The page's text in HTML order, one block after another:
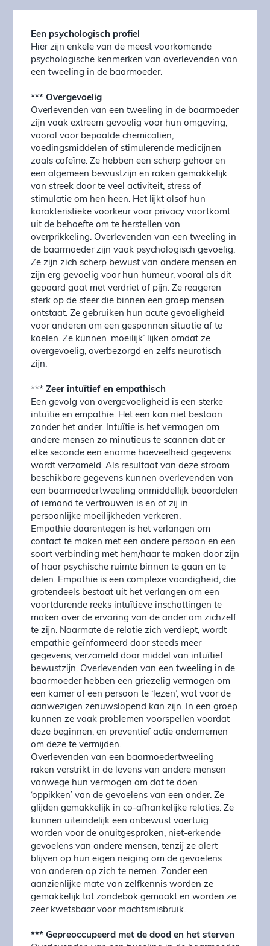
Een psychologisch profiel
Hier zijn enkele van de meest voorkomende
psychologische kenmerken van overlevenden van
een tweeling in de baarmoeder.
*** Overgevoelig
Overlevenden van een tweeling in de baarmoeder
zijn vaak extreem gevoelig voor hun omgeving,
vooral voor bepaalde chemicaliën,
voedingsmiddelen of stimulerende medicijnen
zoals cafeïne. Ze hebben een scherp gehoor en
een algemeen bewustzijn en raken gemakkelijk
van streek door te veel activiteit, stress of
stimulatie om hen heen. Het lijkt alsof hun
karakteristieke voorkeur voor privacy voortkomt
uit de behoefte om te herstellen van
overprikkeling. Overlevenden van een tweeling in
de baarmoeder zijn vaak psychologisch gevoelig.
Ze zijn zich scherp bewust van andere mensen en
zijn erg gevoelig voor hun humeur, vooral als dit
gepaard gaat met verdriet of pijn. Ze reageren
sterk op de sfeer die binnen een groep mensen
ontstaat. Ze gebruiken hun acute gevoeligheid
voor anderen om een gespannen situatie af te
koelen. Ze kunnen ‘moeilijk’ lijken omdat ze
overgevoelig, overbezorgd en zelfs neurotisch
zijn.
*** Zeer intuïtief en empathisch
Een gevolg van overgevoeligheid is een sterke
intuïtie en empathie. Het een kan niet bestaan
zonder het ander. Intuïtie is het vermogen om
andere mensen zo minutieus te scannen dat er
elke seconde een enorme hoeveelheid gegevens
wordt verzameld. Als resultaat van deze stroom
beschikbare gegevens kunnen overlevenden van
een baarmoedertweeling onmiddellijk beoordelen
of iemand te vertrouwen is en of zij in
persoonlijke moeilijkheden verkeren.
Empathie daarentegen is het verlangen om
contact te maken met een andere persoon en een
soort verbinding met hem/haar te maken door zijn
of haar psychische ruimte binnen te gaan en te
delen. Empathie is een complexe vaardigheid, die
grotendeels bestaat uit het verlangen om een
voortdurende reeks intuïtieve inschattingen te
maken over de ervaring van de ander om zichzelf
te zijn. Naarmate de relatie zich verdiept, wordt
empathie geïnformeerd door steeds meer
gegevens, verzameld door middel van intuïtief
bewustzijn. Overlevenden van een tweeling in de
baarmoeder hebben een griezelig vermogen om
een kamer of een persoon te ‘lezen’, wat voor de
aanwezigen zenuwslopend kan zijn. In een groep
kunnen ze vaak problemen voorspellen voordat
deze beginnen, en preventief actie ondernemen
om deze te vermijden.
Overlevenden van een baarmoedertweeling
raken verstrikt in de levens van andere mensen
vanwege hun vermogen om dat te doen
‘oppikken’ van de gevoelens van een ander. Ze
glijden gemakkelijk in co-afhankelijke relaties. Ze
kunnen uiteindelijk een onbewust voertuig
worden voor de onuitgesproken, niet-erkende
gevoelens van andere mensen, tenzij ze alert
blijven op hun eigen neiging om de gevoelens
van anderen op zich te nemen. Zonder een
aanzienlijke mate van zelfkennis worden ze
gemakkelijk tot zondebok gemaakt en worden ze
zeer kwetsbaar voor machtsmisbruik.
*** Gepreoccupeerd met de dood en het sterven